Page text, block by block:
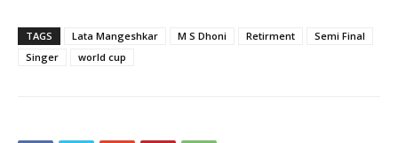
TAGS Lata Mangeshkar M S Dhoni Retirment
Semi Final
Singer
world cup